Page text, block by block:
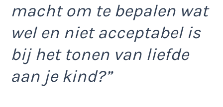
macht om te bepalen wat
wel en niet acceptabel is
bij het tonen van liefde
aan je kind?”